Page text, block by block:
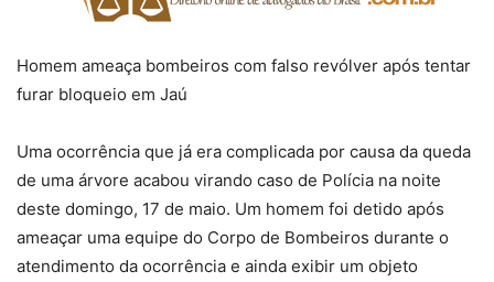
Homem ameaça bombeiros com falso revólver após tentar
furar bloqueio em Jaú
Uma ocorrência que já era complicada por causa da queda
de uma árvore acabou virando caso de Polícia na noite
deste domingo, 17 de maio. Um homem foi detido após
ameaçar uma equipe do Corpo de Bombeiros durante o
atendimento da ocorrência e ainda exibir um objeto